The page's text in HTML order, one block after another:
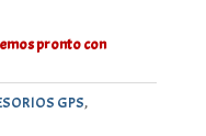
pronto con
GPS,